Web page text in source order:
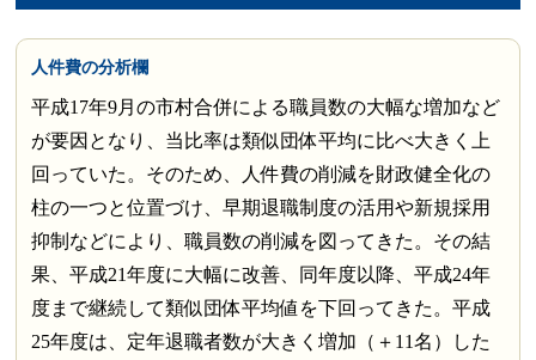
人件費の分析欄
平成17年9月の市村合併による職員数の大幅な増加など
が要因となり、当比率は類似団体平均に比べ大きく上
回っていた。そのため、人件費の削減を財政健全化の
柱の一つと位置づけ、早期退職制度の活用や新規採用
抑制などにより、職員数の削減を図ってきた。その結
果、平成21年度に大幅に改善、同年度以降、平成24年
度まで継続して類似団体平均値を下回ってきた。平成
25年度は、定年退職者数が大きく増加（＋11名）した